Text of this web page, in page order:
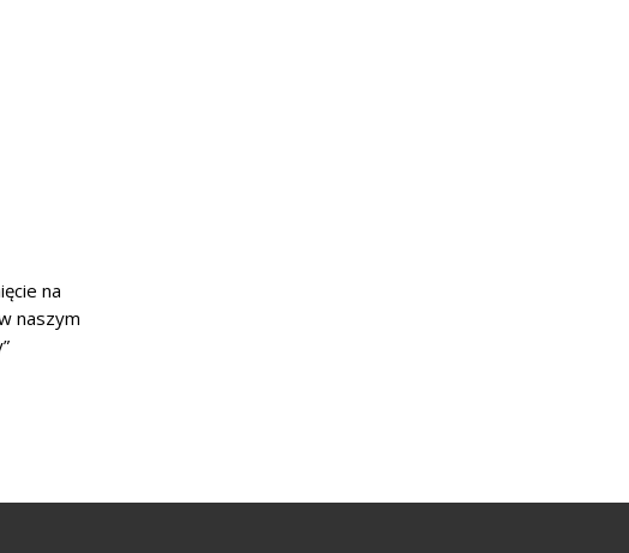
na
naszym